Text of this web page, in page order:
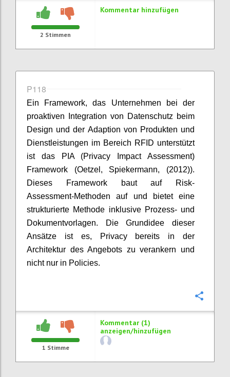
2 Stimmen
Kommentar hinzufügen
P118
Ein Framework, das Unternehmen bei der
proaktiven Integration von Datenschutz beim
Design und der Adaption von Produkten und
Dienstleistungen im Bereich RFID unterstützt
ist das PIA (Privacy Impact Assessment)
Framework (Oetzel, Spiekermann, (2012)).
Dieses Framework baut auf Risk-
Assessment-Methoden auf und bietet eine
strukturierte Methode inklusive Prozess- und
Dokumentvorlagen. Die Grundidee dieser
Ansätze ist es, Privacy bereits in der
Architektur des Angebots zu verankern und
nicht nur in Policies.
1 Stimme
Kommentar (1)
anzeigen/hinzufügen